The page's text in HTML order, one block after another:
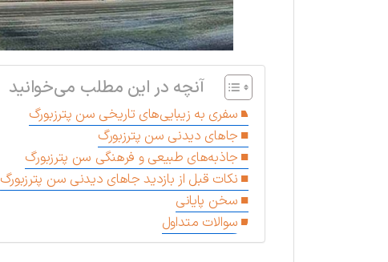
آنچه در این مطلب می‌خوانید
سفری به زیبایی‌های تاریخی سن پترزبورگ
جاهای دیدنی سن پترزبورگ
جاذبه‌های طبیعی و فرهنگی سن پترزبورگ
نکات قبل از بازدید جاهای دیدنی سن پترزبورگ
سخن پایانی
سوالات متداول